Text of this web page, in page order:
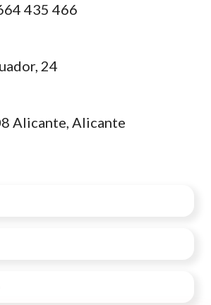
435 466
24
Alicante, Alicante